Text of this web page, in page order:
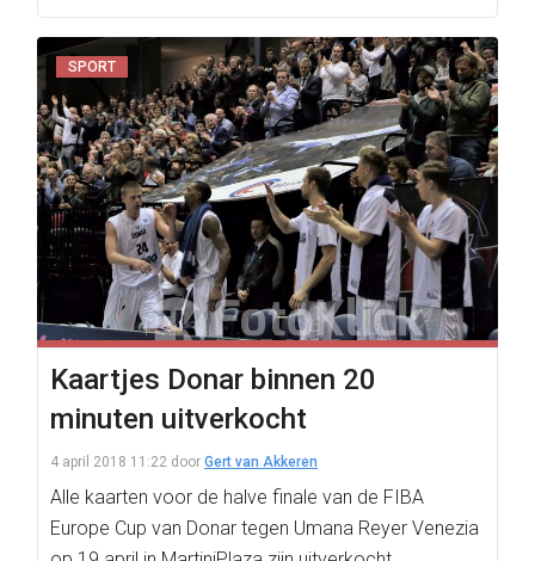
SPORT
Kaartjes Donar binnen 20
minuten uitverkocht
4 april 2018 11:22 door Gert van Akkeren
Alle kaarten voor de halve finale van de FIBA
Europe Cup van Donar tegen Umana Reyer Venezia